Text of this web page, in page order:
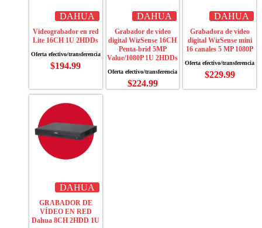
DAHUA
Videograbador en red
Lite 16CH 1U 2HDDs
$194.99
DAHUA
Grabador de vídeo
digital WizSense 16CH
Penta-brid 5MP
Value/1080P 1U 2HDDs
$224.99
DAHUA
Grabadora de video
digital WizSense mini
16 canales 5 MP 1080P
$229.99
DAHUA
GRABADOR DE
VÍDEO EN RED
Dahua 8CH 2HDD 1U